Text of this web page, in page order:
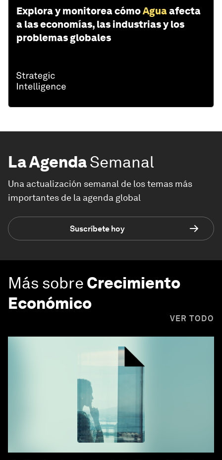
Explora y monitorea cómoAguaafecta
a las economías, las industrias y los
problemas globales
La AgendaSemanal
Una actualización semanal de los temas más
importantes de la agenda global
Suscríbete hoy
Más sobre Crecimiento
Económico
VER TODO